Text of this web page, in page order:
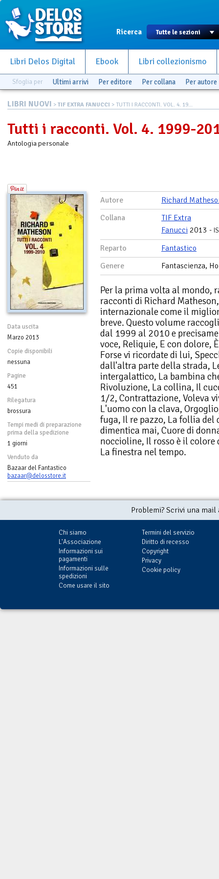
Ricerca
Libri Delos Digital Ebook Libri collezionismo
Sfoglia per Ultimi arrivi Per editore Per collana Per autore
LIBRI NUOVI > TIF EXTRA FANUCCI > TUTTI I RACCONTI. VOL. 4. 19...
Tutti i racconti. Vol. 4. 1999-
Antologia personale
Data uscita
Marzo 2013
Copie disponibili
nessuna
Pagine
451
Rilegatura
brossura
Tempi medi di preparazione
prima della spedizione
1 giorni
Venduto da
Bazaar del Fantastico
bazaar@delosstore.it
Autore
Richard
Collana
TIF Extra
Fanucci 2013 -
Reparto
Fantastico
Genere
Fantascienza,
Per la prima volta al
racconti di Richard
internazionale come il
breve. Questo volume
dal 1999 al 2010 e
voce, Reliquie, E con dolore,
Forse vi ricordate di lui,
dall'altra parte della strada,
intergalattico, La bambina
Rivoluzione, La collina, Il
1/2, Contrattazione, Voleva
L'uomo con la clava,
fuga, Il re pazzo, La follia
dimentica mai, Cuore di
noccioline, Il rosso è il colore
La finestra nel tempo.
Problemi? Scrivi una
Chi siamo
L'Associazione
Informazioni sui
pagamenti
Informazioni sulle
spedizioni
Come usare il sito
Termini del servizio
Diritto di recesso
Copyright
Privacy
Cookie policy